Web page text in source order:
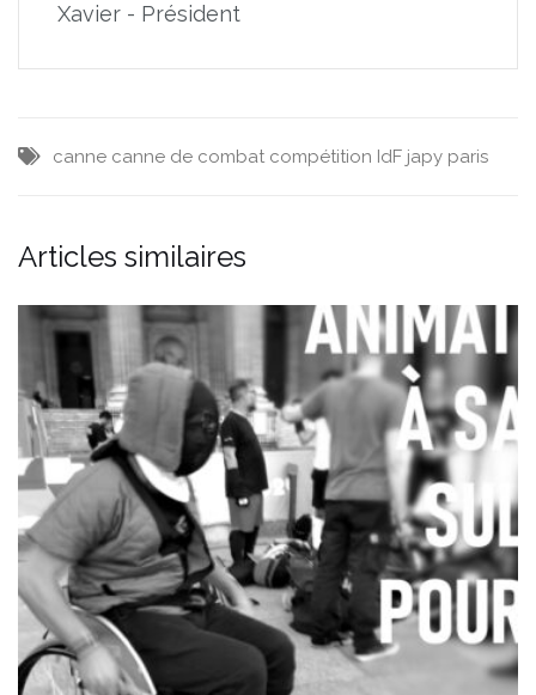
Xavier - Président
canne canne de combat compétition IdF japy paris
Articles similaires